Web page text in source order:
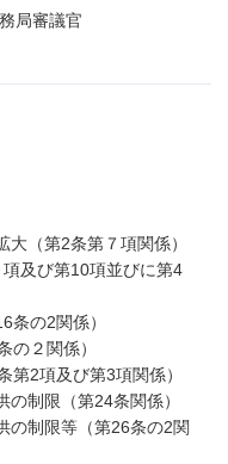
局審議官
（第2条第７項関係）
及び第10項並びに第4
の2関係）
２関係）
2項及び第3項関係）
制限（第24条関係）
制限等（第26条の2関